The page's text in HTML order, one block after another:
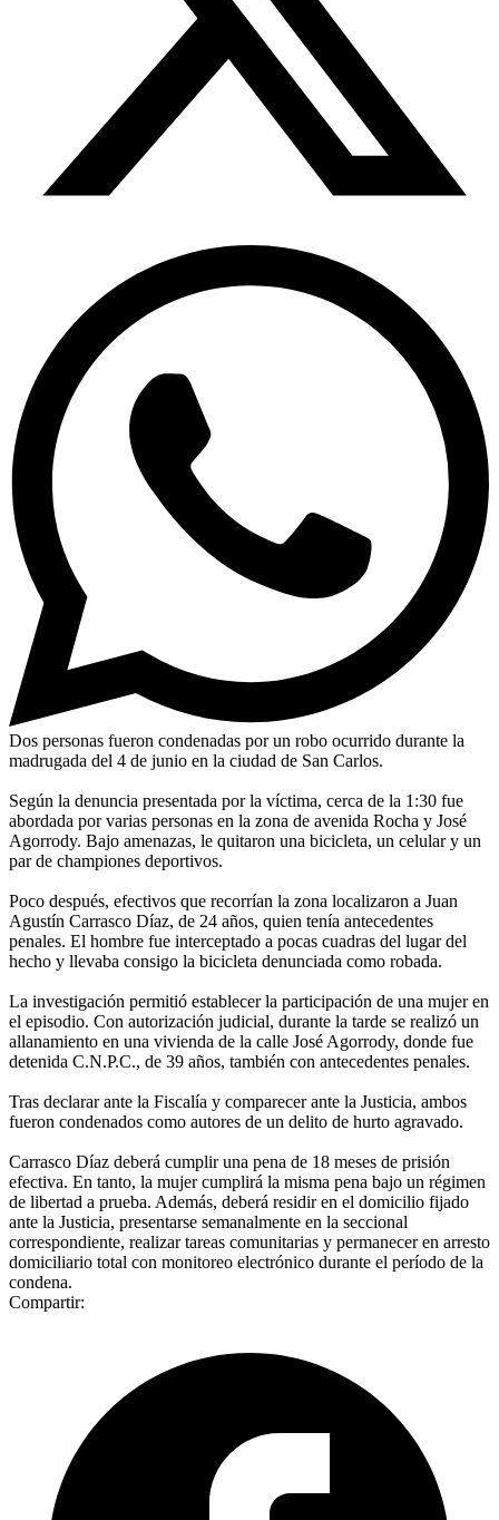
Dos personas fueron condenadas por un robo ocurrido durante la
madrugada del 4 de junio en la ciudad de San Carlos.
Según la denuncia presentada por la víctima, cerca de la 1:30 fue
abordada por varias personas en la zona de avenida Rocha y José
Agorrody. Bajo amenazas, le quitaron una bicicleta, un celular y un
par de championes deportivos.
Poco después, efectivos que recorrían la zona localizaron a Juan
Agustín Carrasco Díaz, de 24 años, quien tenía antecedentes
penales. El hombre fue interceptado a pocas cuadras del lugar del
hecho y llevaba consigo la bicicleta denunciada como robada.
La investigación permitió establecer la participación de una mujer en
el episodio. Con autorización judicial, durante la tarde se realizó un
allanamiento en una vivienda de la calle José Agorrody, donde fue
detenida C.N.P.C., de 39 años, también con antecedentes penales.
Tras declarar ante la Fiscalía y comparecer ante la Justicia, ambos
fueron condenados como autores de un delito de hurto agravado.
Carrasco Díaz deberá cumplir una pena de 18 meses de prisión
efectiva. En tanto, la mujer cumplirá la misma pena bajo un régimen
de libertad a prueba. Además, deberá residir en el domicilio fijado
ante la Justicia, presentarse semanalmente en la seccional
correspondiente, realizar tareas comunitarias y permanecer en arresto
domiciliario total con monitoreo electrónico durante el período de la
condena.
Compartir: